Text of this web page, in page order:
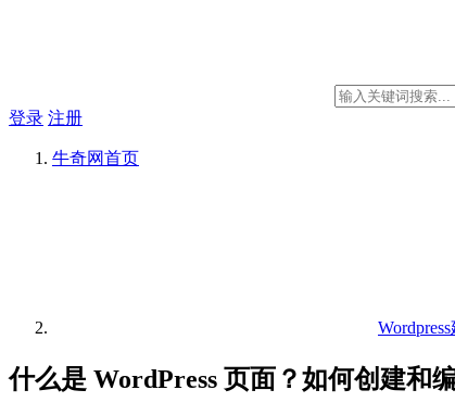
登录 注册
牛奇网首页
什么是 WordPress 页面？如何创建和